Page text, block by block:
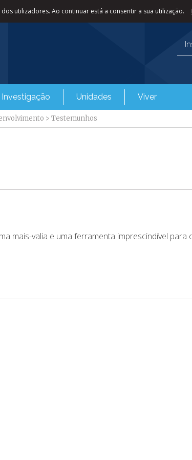
utilizadores. Ao continuar está a consentir a sua utilização.
Investigação Unidades Viver
> Testemunhos
mais-valia e uma ferramenta imprescindível